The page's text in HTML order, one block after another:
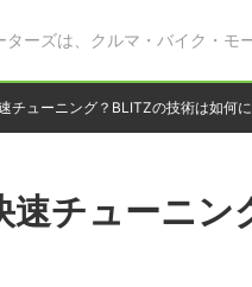
ターズは、クルマ・バイク・モ
チューニング？BLITZの技術は如何に
速チューニン